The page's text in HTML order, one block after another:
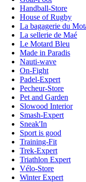
Handball-Store
House of Rugby
La bagagerie du
La sellerie de Maé
Le Motard Bleu
Made in Paradis
Nauti-wave
On-Fight
Padel-Expert
Pecheur-Store
Pet and Garden
Slowood Interior
Smash-Expert
Sneak'In
Sport is good
Training-Fit
Trek-Expert
Triathlon Expert
Vélo-Store
Winter Expert